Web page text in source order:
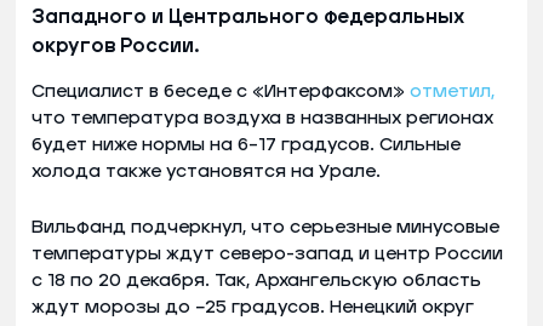
Западного и Центрального федеральных
округов России.
Специалист в беседе с «Интерфаксом» отметил,
что температура воздуха в названных регионах
будет ниже нормы на 6–17 градусов. Сильные
холода также установятся на Урале.
Вильфанд подчеркнул, что серьезные минусовые
температуры ждут северо-запад и центр России
с 18 по 20 декабря. Так, Архангельскую область
ждут морозы до −25 градусов. Ненецкий округ